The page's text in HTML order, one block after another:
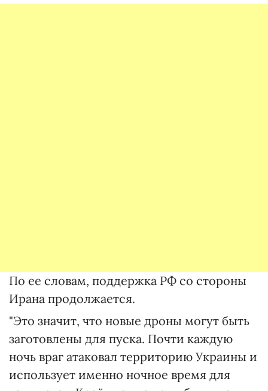
По ее словам, поддержка РФ со стороны
Ирана продолжается.
"Это значит, что новые дроны могут быть
заготовлены для пуска. Почти каждую
ночь враг атаковал территорию Украины и
использует именно ночное время для